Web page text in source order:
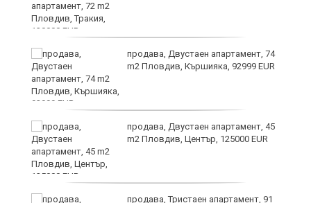
продава, Двустаен апартамент, 74
m2 Пловдив, Кършияка, 92999 EUR
продава, Двустаен апартамент, 45
m2 Пловдив, Център, 125000 EUR
продава, Тристаен апартамент, 91